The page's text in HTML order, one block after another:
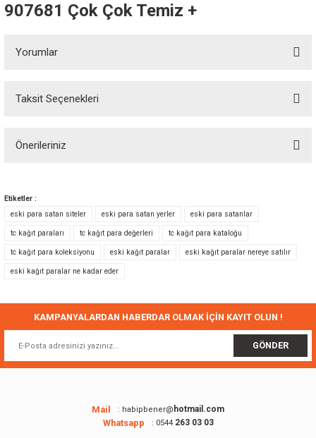
907681 Çok Çok Temiz +
Yorumlar
Taksit Seçenekleri
Önerileriniz
Görüş ve önerileriniz için teşekkür ederiz.
Ürün resmi kalitesiz, bozuk veya görüntülenemiyor.
Ürün açıklamasında eksik bilgiler bulunuyor.
Ürün fiyatı diğer sitelerden daha pahalı.
Bu ürüne benzer farklı alternatifler olmalı.
Gönder
Etiketler :
eski para satan siteler
eski para satan yerler eski para satanlar
tc kağıt paraları tc kağıt para değerleri tc kağıt para kataloğu
tc kağıt para koleksiyonu eski kağıt paralar eski kağıt paralar nereye satılır
eski kağıt paralar ne kadar eder
KAMPANYALARDAN HABERDAR OLMAK İÇİN KAYIT OLUN !
GÖNDER
Mail : habipbener@ hotmail.com
Whatsapp : 0544263 03 03